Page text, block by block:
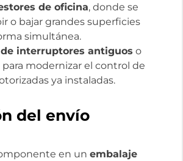
de oficina, donde se
o bajar grandes superficies
simultánea.
interruptores antiguos o
modernizar el control de
ya instaladas.
del envío
en unembalaje